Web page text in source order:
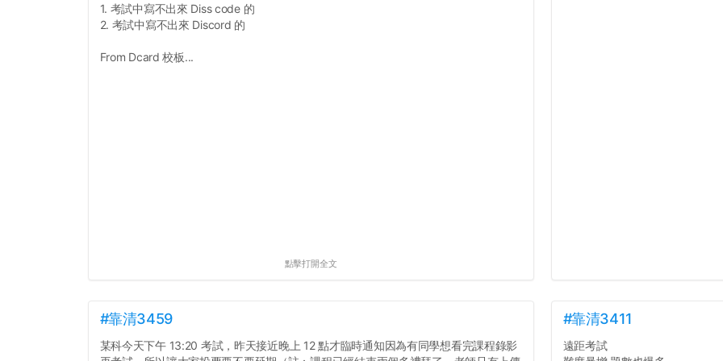
1. 考試中寫不出來 Diss code 的
2. 考試中寫不出來 Discord 的
From Dcard 校板...
點擊打開全文
#靠清3459
某科今天下午 13:20 考試，昨天接近晚上 12 點才臨時通知因為有同學想看完課程錄影
#靠清3411
遠距考試